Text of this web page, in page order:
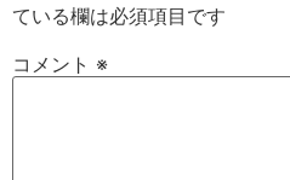
ている欄は必須項目です
コメント ※